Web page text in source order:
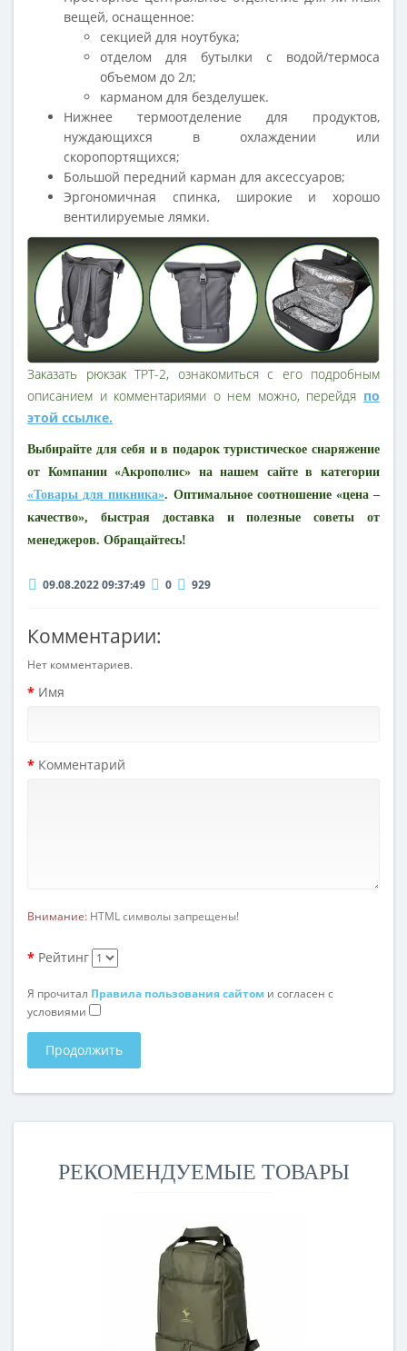
вещей, оснащенное:
секцией для ноутбука;
отделом для бутылки с водой/термоса
объемом до 2л;
карманом для безделушек.
Нижнее термоотделение для продуктов,
нуждающихся в охлаждении или
скоропортящихся;
Большой передний карман для аксессуаров;
Эргономичная спинка, широкие и хорошо
вентилируемые лямки.
Заказать рюкзак ТРТ-2, ознакомиться с его подробным
описанием и комментариями о нем можно, перейдя по
этой ссылке.
Выбирайте для себя и в подарок туристическое снаряжение
от Компании «Акрополис» на нашем сайте в категории
«Товары для пикника». Оптимальное соотношение «цена –
качество», быстрая доставка и полезные советы от
менеджеров. Обращайтесь!
09.08.2022 09:37:49 0 929
Комментарии:
Нет комментариев.
Имя
Комментарий
Внимание: HTML символы запрещены!
Рейтинг
Я прочитал Правила пользования сайтом и согласен с
условиями
Продолжить
РЕКОМЕНДУЕМЫЕ ТОВАРЫ